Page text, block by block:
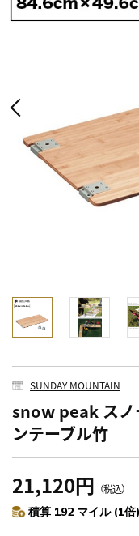
SUNDAY MOUNTAIN
snow peak スノ
ンテーブル竹
21,120円 （税込）
積算 192 マイル (1倍)